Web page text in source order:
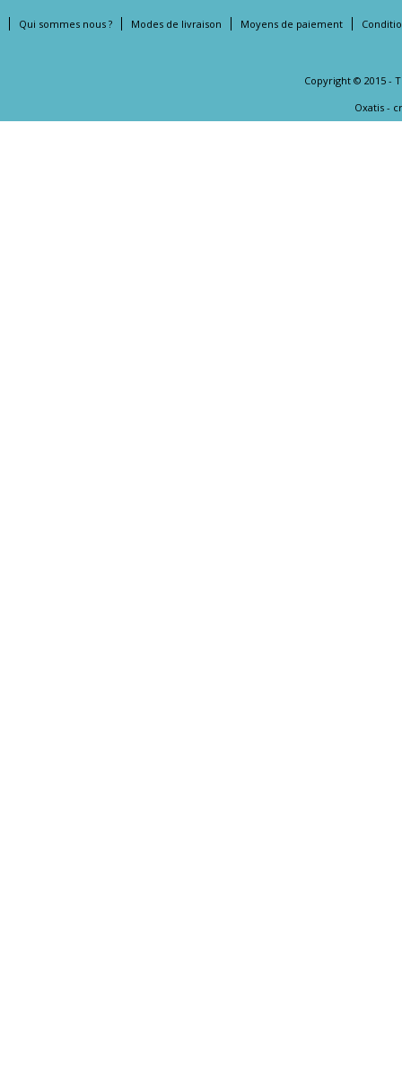
Qui sommes nous ? Modes de livraison Moyens de paiement
Copyright © 2015 -
Oxatis -